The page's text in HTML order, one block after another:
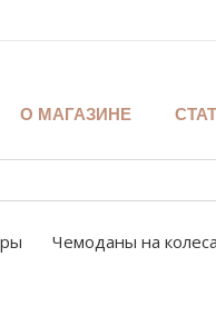
О МАГАЗИНЕ
Чемоданы на